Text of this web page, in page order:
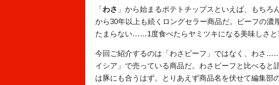
「わさ 」から始まるポテトチップスといえば、もちろ
から30年以上も続くロングセラー商品だ。ビーフの濃
たまらない……1度食べたらヤミツキになる美味しさと
今回ご紹介するのは「わさビーフ」ではなく、わさ
イシア」で売っている商品だ。わさビーフと比べると
は豚にも合うはず。とりあえず商品名を伏せて編集部